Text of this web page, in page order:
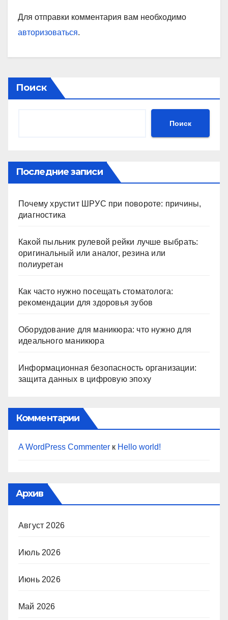
Для отправки комментария вам необходимо
авторизоваться.
Поиск
Поиск
Последние записи
Почему хрустит ШРУС при повороте: причины,
диагностика
Какой пыльник рулевой рейки лучше выбрать:
оригинальный или аналог, резина или
полиуретан
Как часто нужно посещать стоматолога:
рекомендации для здоровья зубов
Оборудование для маникюра: что нужно для
идеального маникюра
Информационная безопасность организации:
защита данных в цифровую эпоху
Комментарии
A WordPress Commenter к Hello world!
Архив
Август 2026
Июль 2026
Июнь 2026
Май 2026